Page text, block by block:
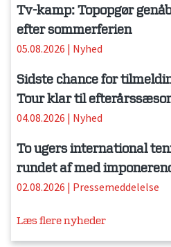
Tv-kamp: Topopgør
efter sommerferien
05.08.2026 | Nyhed
Sidste chance for
Tour klar til
04.08.2026 | Nyhed
To ugers international
rundet af med
02.08.2026 | Pressemeddelelse
Læs flere nyheder